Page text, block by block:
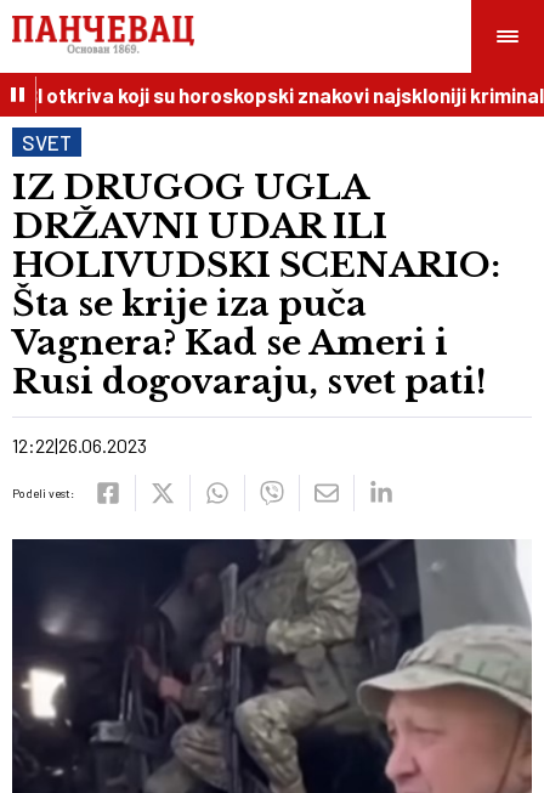
otkriva koji su horoskopski znakovi najskloniji kriminalu
SVET
IZ DRUGOG UGLA
DRŽAVNI UDAR ILI
HOLIVUDSKI SCENARIO:
Šta se krije iza puča
Vagnera? Kad se Ameri i
Rusi dogovaraju, svet pati!
12:22 26.06.2023
Podeli vest: